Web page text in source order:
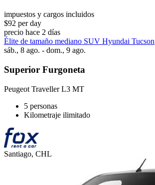
impuestos y cargos incluidos
$92 per day
precio hace 2 días
Élite de tamaño mediano SUV Hyundai Tucson
sáb., 8 ago. - dom., 9 ago.
Superior Furgoneta
Peugeot Traveller L3 MT
5 personas
Kilometraje ilimitado
Santiago, CHL